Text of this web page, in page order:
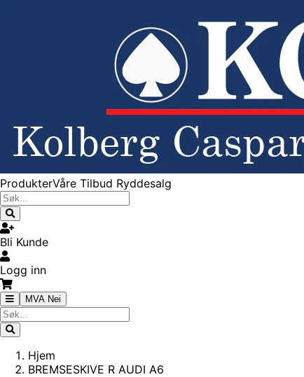
ProdukterVåre Tilbud Ryddesalg
Bli Kunde
Logg inn
MVA Nei
Hjem
BREMSESKIVE R AUDI A6